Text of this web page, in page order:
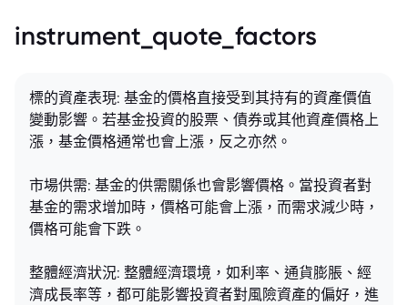
instrument_quote_factors
標的資產表現: 基金的價格直接受到其持有的資產價值
變動影響。若基金投資的股票、債券或其他資產價格上
漲，基金價格通常也會上漲，反之亦然。
市場供需: 基金的供需關係也會影響價格。當投資者對
基金的需求增加時，價格可能會上漲，而需求減少時，
價格可能會下跌。
整體經濟狀況: 整體經濟環境，如利率、通貨膨脹、經
濟成長率等，都可能影響投資者對風險資產的偏好，進